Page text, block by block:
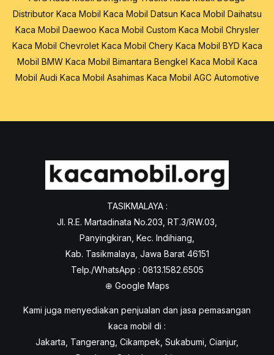
Distributor Kaca Mobil Kaca Mobil Datsun Kaca Mobil Daihatsu
Kaca Mobil Daewoo Kaca Mobil Custom Kaca Mobil Chrysler
Kaca Mobil Chevrolet Kaca Mobil Chery Kaca Mobil BYD Kaca
Mobil BMW Kaca Mobil Bimantara Bengkel Kaca Mobil Kaca
Mobil Audi Kaca Mobil Asahimas Kaca Mobil AGC Automotive
TASIKMALAYA :
Jl. R.E. Martadinata No.203, RT.3/RW.03,
Panyingkiran, Kec. Indihiang,
Kab. Tasikmalaya, Jawa Barat 46151
Telp./WhatsApp : 0813.1582.6505
⊕ Google Maps
Kami juga menyediakan penjualan dan jasa pemasangan
kaca mobil di :
Jakarta, Tangerang, Cikampek, Sukabumi, Cianjur,